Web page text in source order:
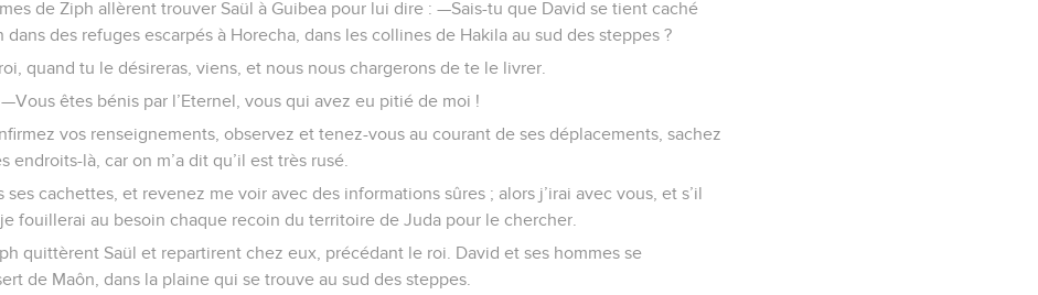
de Ziph allèrent trouver Saül à Guibea pour lui dire : —Sais-tu que David se tient caché
dans des refuges escarpés à Horecha, dans les collines de Hakila au sud des steppes ?
quand tu le désireras, viens, et nous nous chargerons de te le livrer.
êtes bénis par l’Eternel, vous qui avez eu pitié de moi !
vos renseignements, observez et tenez-vous au courant de ses déplacements, sachez
endroits-là, car on m’a dit qu’il est très rusé.
ses cachettes, et revenez me voir avec des informations sûres ; alors j’irai avec vous, et s’il
fouillerai au besoin chaque recoin du territoire de Juda pour le chercher.
quittèrent Saül et repartirent chez eux, précédant le roi. David et ses hommes se
de Maôn, dans la plaine qui se trouve au sud des steppes.